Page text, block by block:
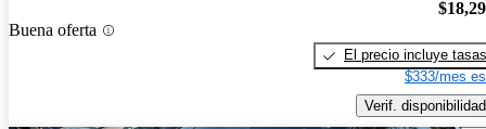
Buena oferta
El precio incluye tasas
$333/mes
Verif. disponibilidad